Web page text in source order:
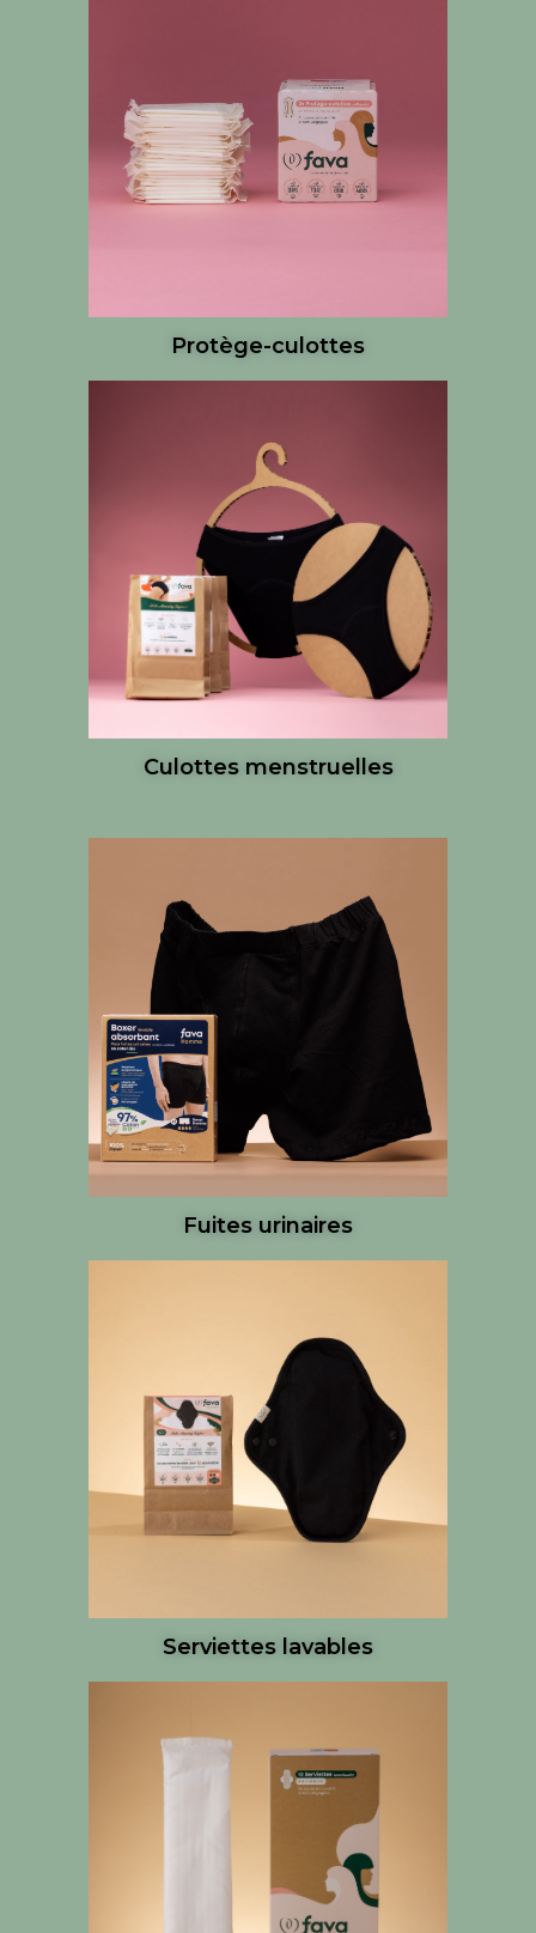
Protège-culottes
Culottes menstruelles
Fuites urinaires
Serviettes lavables